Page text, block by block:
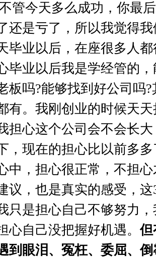
管今天多么成功，你最
还是亏了，所以我觉得
毕业以后，在座很多人
毕业以后我是学经管的
板吗?能够找到好公司吗?
有。我刚创业的时候天
担心这个公司会不会长
，现在的担心比以前多
中，担心很正常，不担
议，也是真实的感受，这
只是担心自己不够努力
心自己没把握好机遇。但
到眼泪、冤枉、委屈、